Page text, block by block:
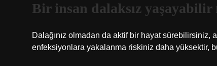
Bir insan dalaksız yaşayabilir
Dalağınız olmadan da aktif bir hayat sürebilirsiniz,
enfeksiyonlara yakalanma riskiniz daha yüksektir,